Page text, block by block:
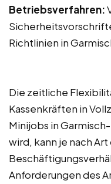
Betriebsverfahren:
Richtlinien in
Die zeitliche
Kassenkräften in
Minijobs in
wird, kann je nach Art
Anforderungen des